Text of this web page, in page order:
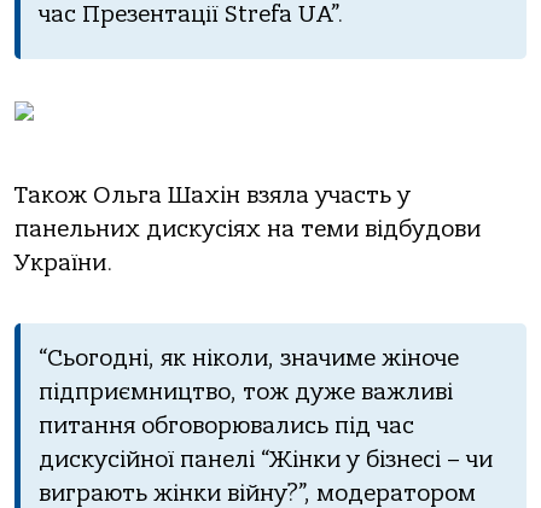
час Презентації Strefa UA”.
Також Ольга Шахін взяла участь у
панельних дискусіях на теми відбудови
України.
“Сьогодні, як ніколи, значиме жіноче
підприємництво, тож дуже важливі
питання обговорювались під час
дискусійної панелі “Жінки у бізнесі – чи
виграють жінки війну?”, модератором